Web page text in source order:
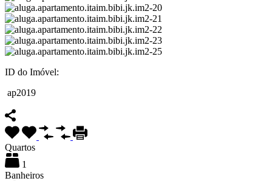
ID do Imóvel:
ap2019
Quartos
1
Banheiros